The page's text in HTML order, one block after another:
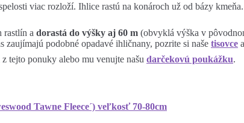
viac rozloží. Ihlice rastú na konároch už od bázy
rastlín a dorastá do výšky aj 60 m (obvyklá výška v
podobné opadavé ihličnany, pozrite si naše tisovce
tejto ponuky alebo mu venujte našu darčekovú poukážku.